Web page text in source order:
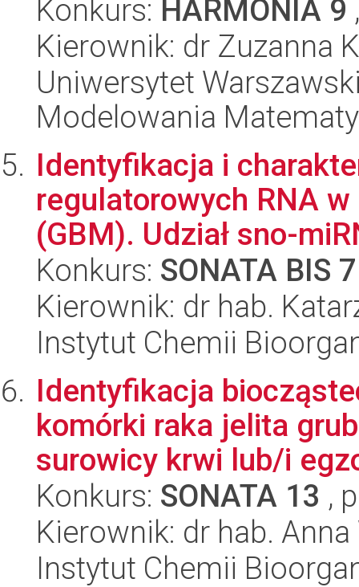
Konkurs: HARMONIA 9
Kierownik: dr Zuzanna
Uniwersytet
Modelowania
Identyfikacja i
regulatorowych RNA
(GBM). Udział sno-
Konkurs: SONATA BIS 7
Kierownik: dr hab.
Instytut Chemii
Identyfikacja
komórki raka jelita
surowicy krwi lub/i
Konkurs: SONATA 13 ,
Kierownik: dr hab.
Instytut Chemii